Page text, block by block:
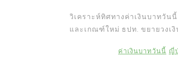
วิเคราะห์ทิศทางค่าเงินบาทวั
และเกณฑ์ใหม่ ธปท. ขยายวงเ
ค่าเงินบาทวันนี้ ญี่